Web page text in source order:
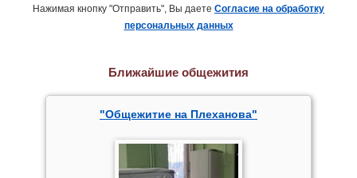
Нажимая кнопку "Отправить", Вы даете Согласие на обработку
персональных данных
Ближайшие общежития
"Общежитие на Плеханова"